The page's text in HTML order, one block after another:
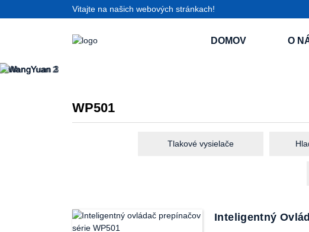
Vitajte na našich webových stránkach!
DOMOV O
WP501
Tlakové vysielače
Inteligentný